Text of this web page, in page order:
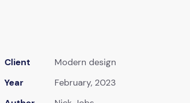
Client
Modern design
Year
February, 2023